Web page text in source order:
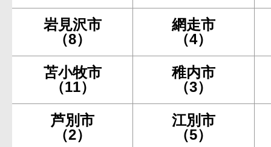
岩見沢市
（8）
網走市
（4）
苫小牧市
（11）
稚内市
（3）
芦別市
（2）
江別市
（5）